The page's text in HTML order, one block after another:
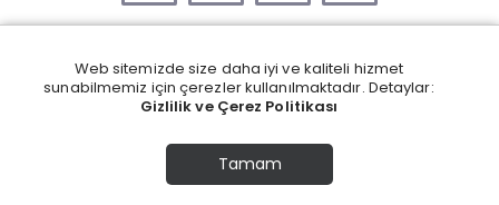
Web sitemizde size daha iyi ve kaliteli hizmet
sunabilmemiz için çerezler kullanılmaktadır. Detaylar:
Gizlilik ve Çerez Politikası
Tamam